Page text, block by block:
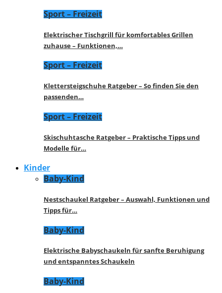
Sport – Freizeit
Elektrischer Tischgrill für komfortables Grillen
zuhause – Funktionen,…
Sport – Freizeit
Klettersteigschuhe Ratgeber – So finden Sie den
passenden…
Sport – Freizeit
Skischuhtasche Ratgeber – Praktische Tipps und
Modelle für…
Kinder
Baby-Kind
Nestschaukel Ratgeber – Auswahl, Funktionen und
Tipps für…
Baby-Kind
Elektrische Babyschaukeln für sanfte Beruhigung
und entspanntes Schaukeln
Baby-Kind